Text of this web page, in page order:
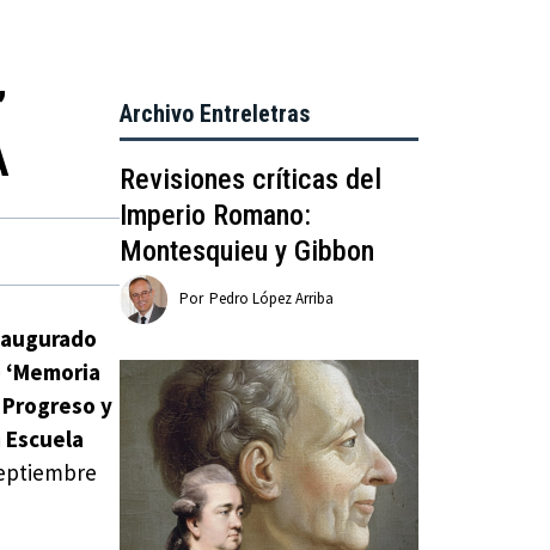
y
Archivo Entreletras
Revisiones críticas del
Imperio Romano:
Montesquieu y Gibbon
Por Pedro López Arriba